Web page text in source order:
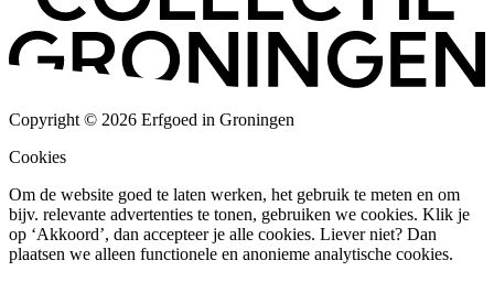
Copyright © 2026 Erfgoed in Groningen
Cookies
Om de website goed te laten werken, het gebruik te meten en om
bijv. relevante advertenties te tonen, gebruiken we cookies. Klik je
op ‘Akkoord’, dan accepteer je alle cookies. Liever niet? Dan
plaatsen we alleen functionele en anonieme analytische cookies.